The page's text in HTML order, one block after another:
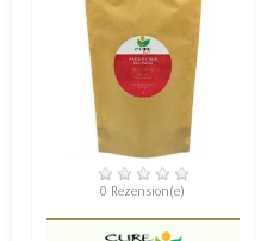
VERFÜGBAR
0 Rezension(e)